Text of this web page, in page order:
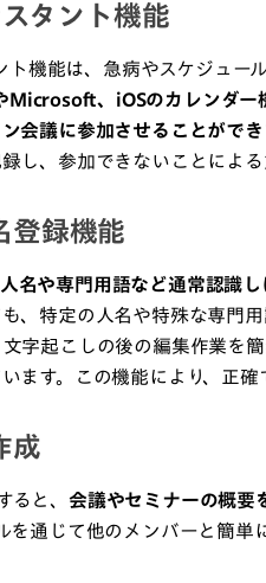
タント機能
ト機能は、急病やスケジュー
Microsoft、iOSのカレンダー
会議に参加させることができ
し、参加できないことによ
登録機能
名や専門用語など通常認識し
、特定の人名や特殊な専門
字起こしの後の編集作業を
ます。この機能により、正確
成
ると、 会議やセミナーの概要
を通じて他のメンバーと簡単